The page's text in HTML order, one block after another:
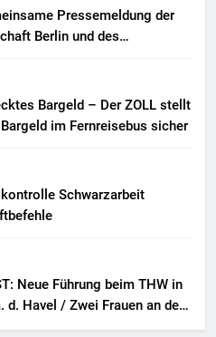
Pressemeldung der
Berlin und des
mutmaßliches
Bargeld – Der ZOLL stellt
im Fernreisebus sicher
Schwarzarbeit
Neue Führung beim THW in
d. Havel / Zwei Frauen an der